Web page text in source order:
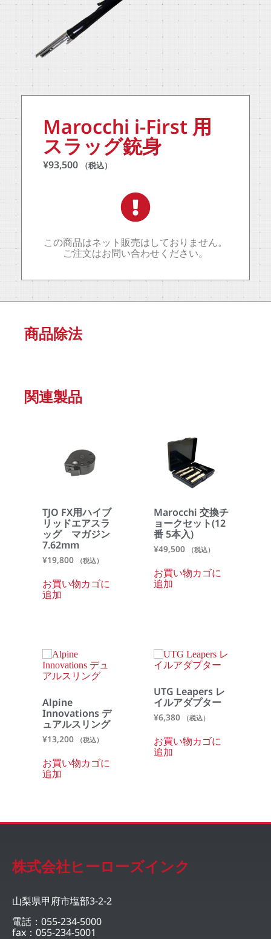
Marocchi i-First 用
スラッグ銃身
¥93,500 （税込）
この商品はネット販売はしておりません。
ご注文はお問い合わせください。
商品除法
関連製品
TJO FX用ハイブ
リッドエアスラ
ッグ マガジン
7.62mm
¥19,800 （税込）
お買い物カゴに
追加
Marocchi 交換チ
ョークセット(12
番 5本入)
¥49,500 （税込）
お買い物カゴに
追加
Alpine
Innovations デ
ュアルスリング
¥13,200 （税込）
お買い物カゴに
追加
UTG Leapers レ
イルアダプター
¥6,380 （税込）
お買い物カゴに
追加
株式会社ヒーローズインク
山梨県甲府市塩部3-2-2
電話：055-234-5000
fax：055-234-5001